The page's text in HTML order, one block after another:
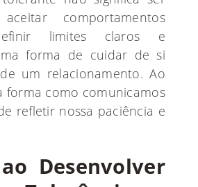
comportamentos
limites claros e
forma de cuidar de si
um relacionamento. Ao
forma como comunicamos
refletir nossa paciência e
Desenvolver